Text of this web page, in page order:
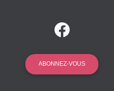
ABONNEZ-VOUS